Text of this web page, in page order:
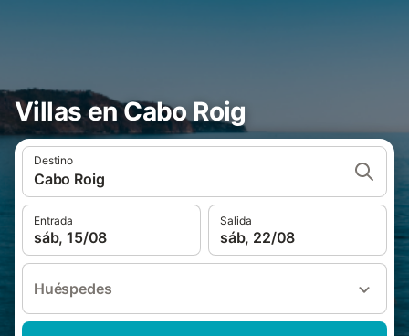
Villas en Cabo Roig
Destino
Cabo Roig
Entrada
sáb, 15/08
Salida
sáb, 22/08
Huéspedes